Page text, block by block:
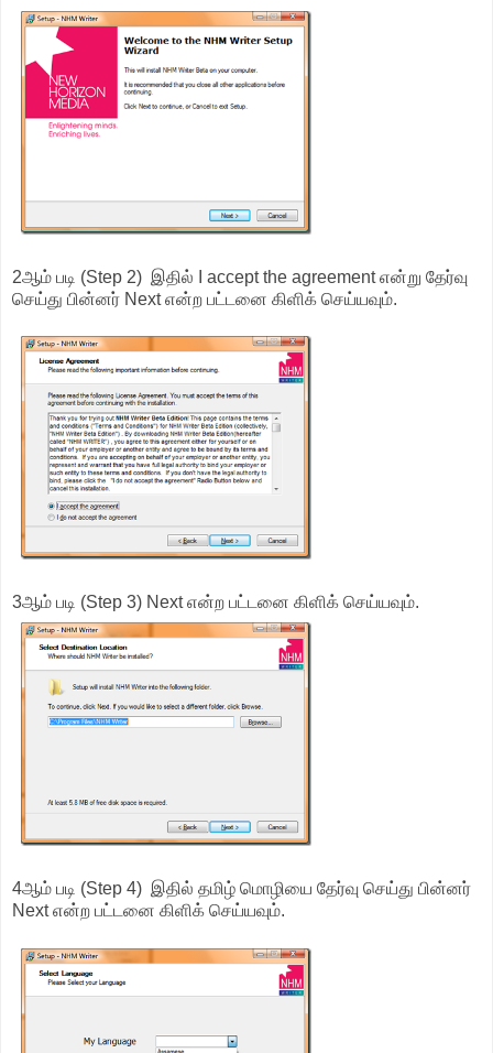
2ஆம் படி (Step 2) இதில் I accept the agreement என்று தேர்வு
செய்து பின்னர் Next என்ற பட்டனை கிளிக் செய்யவும்.
3ஆம் படி (Step 3) Next என்ற பட்டனை கிளிக் செய்யவும்.
4ஆம் படி (Step 4) இதில் தமிழ் மொழியை தேர்வு செய்து பின்னர்
Next என்ற பட்டனை கிளிக் செய்யவும்.